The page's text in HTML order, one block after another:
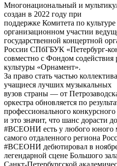
Многонациональный и
создан в 2022 году при
поддержке Комитета по
организационном участии
государственной концертной
России СПбГБУК «Петербург-
совместно с Фондом
культуры «Орнамент».
За право стать частью
учащиеся лучших музыкальных
вузов страны — от
оркестра обновляется по
профессионального
и это значит, что шанс дорасти до
#ВСЕОНИ есть у любого юного
самого отдаленного региона
#ВСЕОНИ дебютировал в
легендарной сцене Большого
Санкт-Петербургской